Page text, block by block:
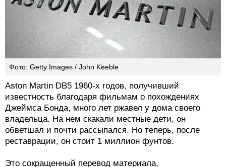
Фото: Getty Images / John Keeble
Aston Martin DB5 1960-х годов, получивший
известность благодаря фильмам о похождениях
Джеймса Бонда, много лет ржавел у дома своего
владельца. На нем скакали местные дети, он
обветшал и почти рассыпался. Но теперь, после
реставрации, он стоит 1 миллион фунтов.
Это сокращенный перевод материала,